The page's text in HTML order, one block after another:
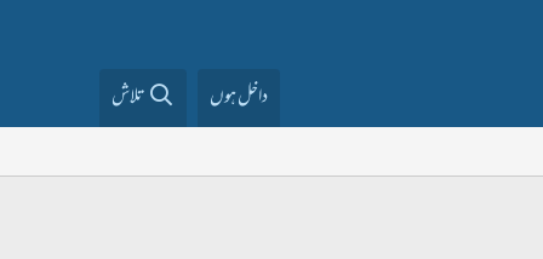
داخل ہوں تلاش